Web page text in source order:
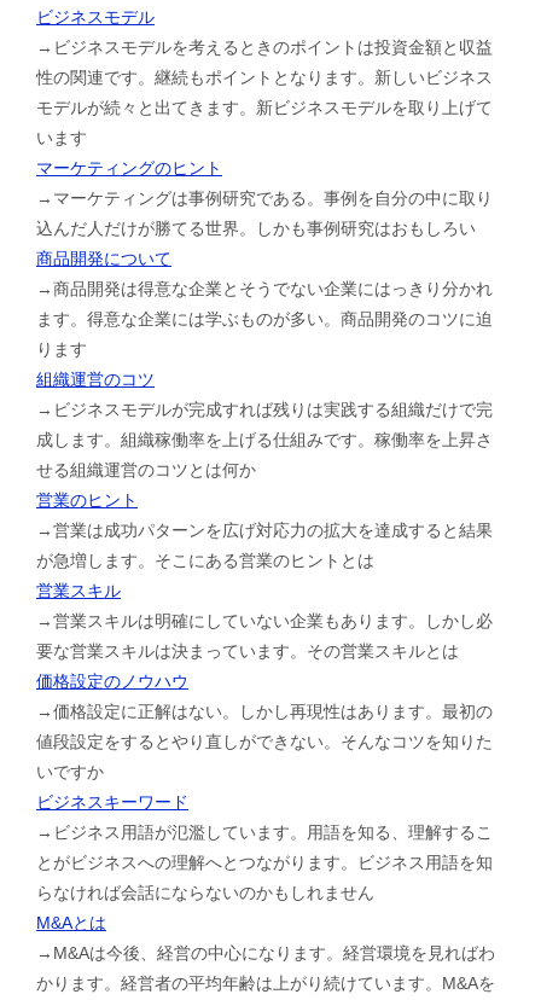
ビジネスモデル
→ビジネスモデルを考えるときのポイントは投資金額と収益
性の関連です。継続もポイントとなります。新しいビジネス
モデルが続々と出てきます。新ビジネスモデルを取り上げて
います
マーケティングのヒント
→マーケティングは事例研究である。事例を自分の中に取り
込んだ人だけが勝てる世界。しかも事例研究はおもしろい
商品開発について
→商品開発は得意な企業とそうでない企業にはっきり分かれ
ます。得意な企業には学ぶものが多い。商品開発のコツに迫
ります
組織運営のコツ
→ビジネスモデルが完成すれば残りは実践する組織だけで完
成します。組織稼働率を上げる仕組みです。稼働率を上昇さ
せる組織運営のコツとは何か
営業のヒント
→営業は成功パターンを広げ対応力の拡大を達成すると結果
が急増します。そこにある営業のヒントとは
営業スキル
→営業スキルは明確にしていない企業もあります。しかし必
要な営業スキルは決まっています。その営業スキルとは
価格設定のノウハウ
→価格設定に正解はない。しかし再現性はあります。最初の
値段設定をするとやり直しができない。そんなコツを知りた
いですか
ビジネスキーワード
→ビジネス用語が氾濫しています。用語を知る、理解するこ
とがビジネスへの理解へとつながります。ビジネス用語を知
らなければ会話にならないのかもしれません
M&Aとは
→M&Aは今後、経営の中心になります。経営環境を見ればわ
かります。経営者の平均年齢は上がり続けています。M&Aを